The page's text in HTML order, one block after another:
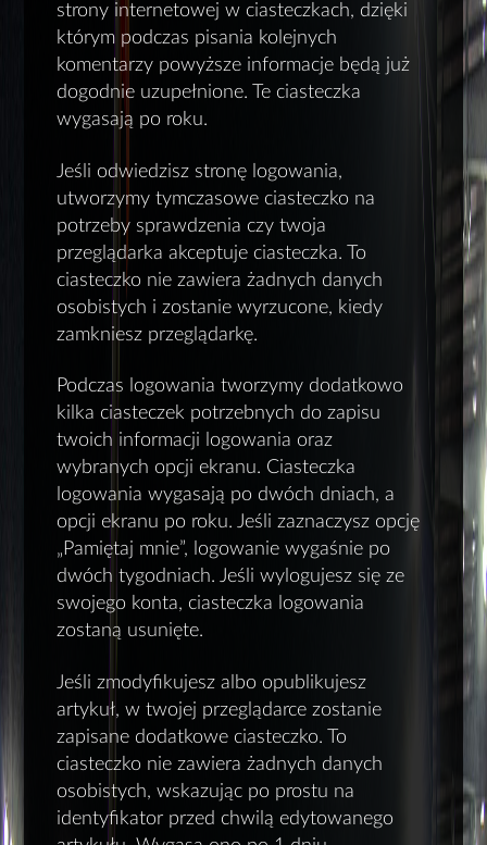
strony internetowej w ciasteczkach, dzięki
którym podczas pisania kolejnych
komentarzy powyższe informacje będą już
dogodnie uzupełnione. Te ciasteczka
wygasają po roku.
Jeśli odwiedzisz stronę logowania,
utworzymy tymczasowe ciasteczko na
potrzeby sprawdzenia czy twoja
przeglądarka akceptuje ciasteczka. To
ciasteczko nie zawiera żadnych danych
osobistych i zostanie wyrzucone, kiedy
zamkniesz przeglądarkę.
Podczas logowania tworzymy dodatkowo
kilka ciasteczek potrzebnych do zapisu
twoich informacji logowania oraz
wybranych opcji ekranu. Ciasteczka
logowania wygasają po dwóch dniach, a
opcji ekranu po roku. Jeśli zaznaczysz opcję
„Pamiętaj mnie”, logowanie wygaśnie po
dwóch tygodniach. Jeśli wylogujesz się ze
swojego konta, ciasteczka logowania
zostaną usunięte.
Jeśli zmodyfikujesz albo opublikujesz
artykuł, w twojej przeglądarce zostanie
zapisane dodatkowe ciasteczko. To
ciasteczko nie zawiera żadnych danych
osobistych, wskazując po prostu na
identyfikator przed chwilą edytowanego